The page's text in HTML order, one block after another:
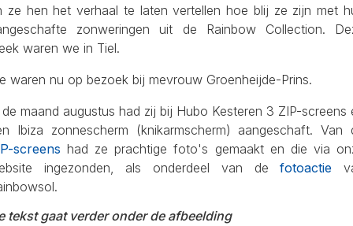
ze hen het verhaal te laten vertellen hoe blij ze zijn met
zonweringen uit de Rainbow Collection.
waren we in Tiel.
waren nu op bezoek bij mevrouw Groenheijde-Prins.
maand augustus had zij bij Hubo Kesteren 3 ZIP-screens
Ibiza zonnescherm (knikarmscherm) aangeschaft. Van
screens had ze prachtige foto's gemaakt en die via
ingezonden, als onderdeel van defotoactie
tekst gaat verder onder de afbeelding